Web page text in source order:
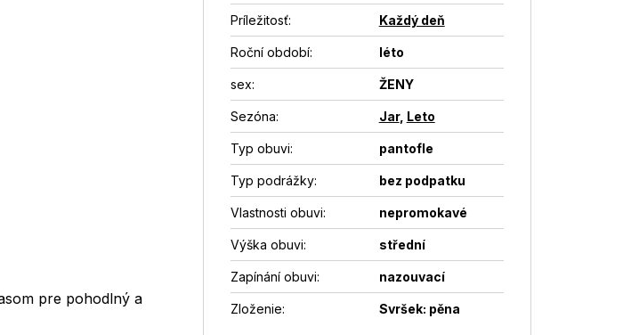
pre pohodlný a
Príležitosť: Každý deň
Roční období: léto
sex: ŽENY
Sezóna: Jar, Leto
Typ obuvi: pantofle
Typ podrážky: bez podpatku
Vlastnosti obuvi: nepromokavé
Výška obuvi: střední
Zapínání obuvi: nazouvací
Zloženie: Svršek: pěna